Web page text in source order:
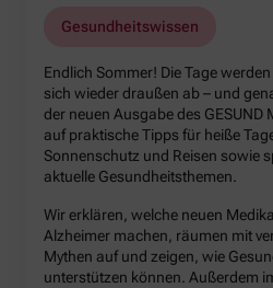
Gesundheitswissen
Endlich Sommer! Die Tage
sich wieder draußen ab – und
der neuen Ausgabe des GESUND
auf praktische Tipps für heiße
Sonnenschutz und Reisen sowie
aktuelle Gesundheitsthemen.
Wir erklären, welche neuen
Alzheimer machen, räumen mit
Mythen auf und zeigen, wie
unterstützen können. Außerdem